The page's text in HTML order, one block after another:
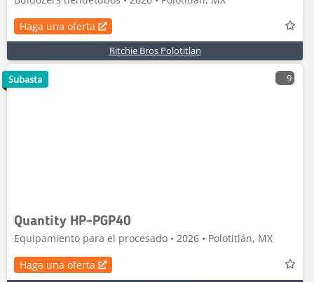
Haga una oferta
Ritchie Bros Polotitlan
9
Quantity HP-PGP40
Equipamiento para el procesado • 2026 • Polotitlán, MX
Haga una oferta
Subasta